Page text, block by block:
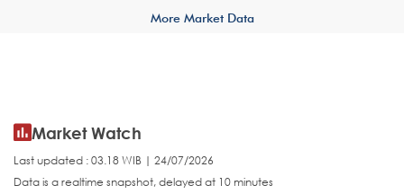
More Market Data
Market Watch
Last updated : 03.18 WIB | 24/07/2026
Data is a realtime snapshot, delayed at 10 minutes